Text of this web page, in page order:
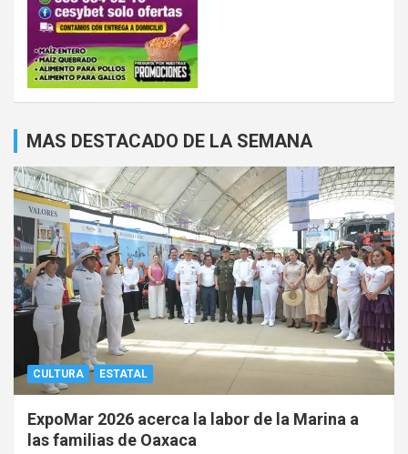
MAS DESTACADO DE LA SEMANA
CULTURA ESTATAL
ExpoMar 2026 acerca la labor de la Marina a
las familias de Oaxaca